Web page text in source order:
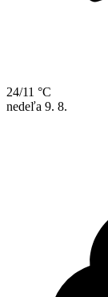
24/11 °C
nedeľa 9. 8.